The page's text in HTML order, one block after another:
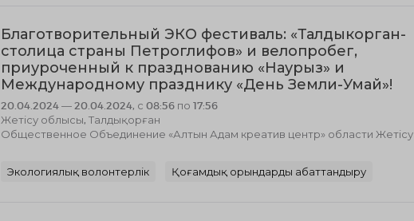
Благотворительный ЭКО фестиваль: «Талдыкорган-
столица страны Петроглифов» и велопробег,
приуроченный к празднованию «Наурыз» и
Международному празднику «День Земли-Умай»!
20.04.2024 — 20.04.2024, с 08:56 по 17:56
Жетісу облысы, Талдықорған
Общественное Объединение «Алтын Адам креатив центр» области Жетісу
Экологиялық волонтерлік Қоғамдық орындарды абаттандыру